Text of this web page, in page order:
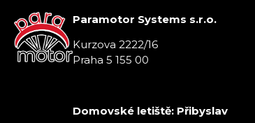
Paramotor Systems s.r.o.
Kurzova 2222/16
Praha 5 155 00
Domovské letiště: Přibyslav